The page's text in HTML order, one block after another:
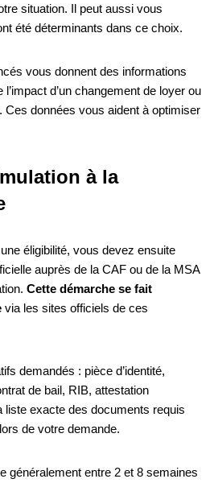
situation. Il peut aussi vous
été déterminants dans ce choix.
vous donnent des informations
d’un changement de loyer ou
Ces données vous aident à optimiser
à la
éligibilité, vous devez ensuite
auprès de la CAF ou de la MSA
Cette démarche se fait
via les sites officiels de ces
demandés : pièce d’identité,
de bail, RIB, attestation
liste exacte des documents requis
de votre demande.
généralement entre 2 et 8 semaines